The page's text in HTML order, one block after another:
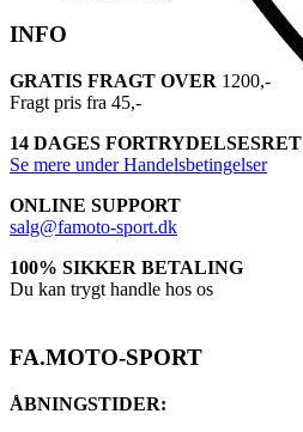
INFO
GRATIS FRAGT OVER 1200,-
Fragt pris fra 45,-
14 DAGES FORTRYDELSESRET
Se mere under Handelsbetingelser
ONLINE SUPPORT
salg@famoto-sport.dk
100% SIKKER BETALING
Du kan trygt handle hos os
FA.MOTO-SPORT
ÅBNINGSTIDER: